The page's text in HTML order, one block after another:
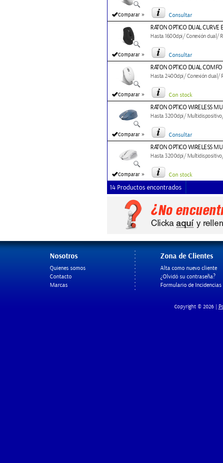
Comparar » Consultar
Comparar »
RATON OPTICO DUAL CURVE
Hasta 1600dpi/ Conexión dual/
Consultar
Comparar »
RATON OPTICO DUAL
Hasta 2400dpi/ Conexión dual/
Con stock
Comparar »
RATON OPTICO WIRELESS
Hasta 3200dpi/
Consultar
Comparar »
RATON OPTICO WIRELESS
Hasta 3200dpi/
Con stock
14 Productos encontrados
Nosotros
Quienes somos
Contacto
Marcas
Zona de Clientes
Alta como nuevo cliente
¿Olvidó su contraseña?
Formulario de Incidencias
Copyright © 2026 |